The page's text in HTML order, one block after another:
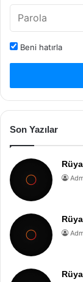
Beni hatırla
Son Yazılar